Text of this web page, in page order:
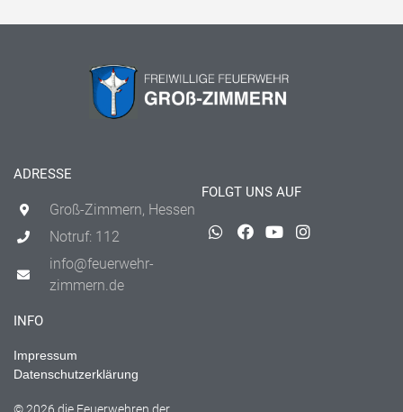
ADRESSE
Groß-Zimmern, Hessen
Notruf: 112
info@feuerwehr-
zimmern.de
FOLGT UNS AUF
INFO
Impressum
Datenschutzerklärung
© 2026 die Feuerwehren der